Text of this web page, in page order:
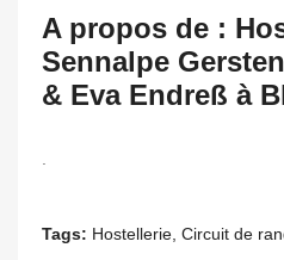
A propos de :
Sennalpe
& Eva Endreß à
Tags: Hostellerie, Circuit de